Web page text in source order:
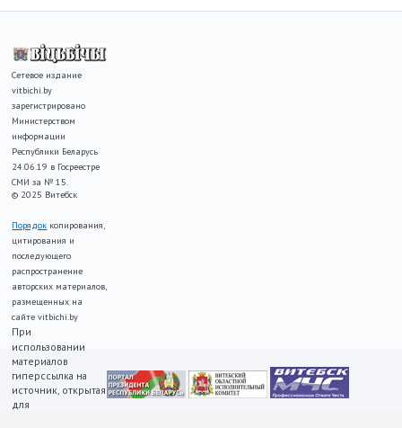
Сетевое издание
vitbichi.by
зарегистрировано
Министерством
информации
Республики Беларусь
24.06.19 в Госреестре
СМИ за № 15.
© 2025 Витебск
Порядок копирования,
цитирования и
последующего
распространение
авторских материалов,
размещенных на
сайте vitbichi.by
При
использовании
материалов
гиперссылка на
источник, открытая
для